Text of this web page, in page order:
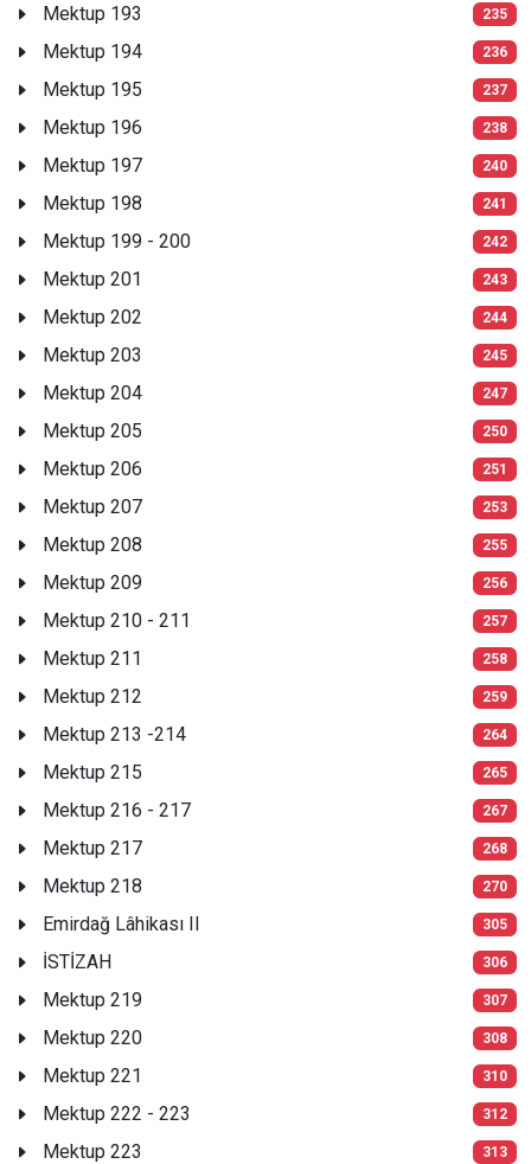
Mektup 193 235
Mektup 194 236
Mektup 195 237
Mektup 196 238
Mektup 197 240
Mektup 198 241
Mektup 199 - 200 242
Mektup 201 243
Mektup 202 244
Mektup 203 245
Mektup 204 247
Mektup 205 250
Mektup 206 251
Mektup 207 253
Mektup 208 255
Mektup 209 256
Mektup 210 - 211 257
Mektup 211 258
Mektup 212 259
Mektup 213 -214 264
Mektup 215 265
Mektup 216 - 217 267
Mektup 217 268
Mektup 218 270
Emirdağ Lâhikası II 305
İSTİZAH 306
Mektup 219 307
Mektup 220 308
Mektup 221 310
Mektup 222 - 223 312
Mektup 223 313